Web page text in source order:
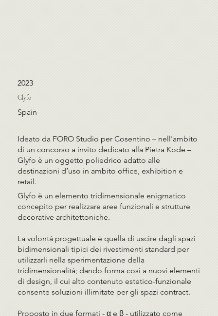
2023
Glyfo
Spain
Ideato da FORO Studio per Cosentino – nell'ambito
di un concorso a invito dedicato alla Pietra Kode –
Glyfo è un oggetto poliedrico adatto alle
destinazioni d’uso in ambito office, exhibition e
retail.
Glyfo è un elemento tridimensionale enigmatico
concepito per realizzare aree funzionali e strutture
decorative architettoniche.
La volontà progettuale è quella di uscire dagli spazi
bidimensionali tipici dei rivestimenti standard per
utilizzarli nella sperimentazione della
tridimensionalità; dando forma così a nuovi elementi
di design, il cui alto contenuto estetico-funzionale
consente soluzioni illimitate per gli spazi contract.
Proposto in due formati - α e β - utilizzato come